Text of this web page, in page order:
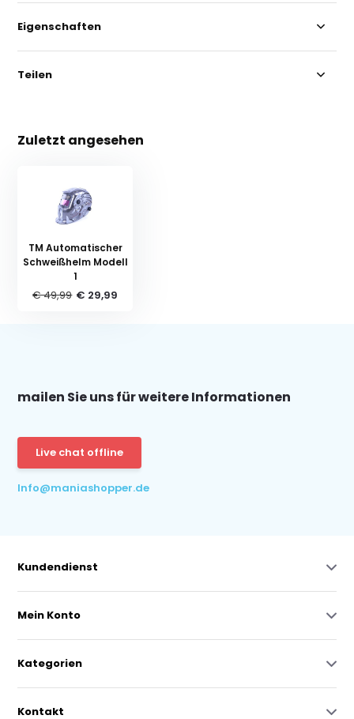
Eigenschaften
Teilen
Zuletzt angesehen
TM Automatischer
Schweißhelm Modell
1
€ 49,99 € 29,99
mailen Sie uns für weitere Informationen
Live chat offline
Info@maniashopper.de
Kundendienst
Mein Konto
Kategorien
Kontakt